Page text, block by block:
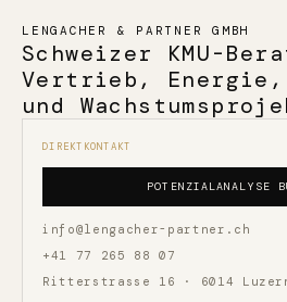
LENGACHER & PARTNER GMBH
Schweizer KMU-
Vertrieb, Energie,
und
DIREKTKONTAKT
POTENZIALANALYSE
info@lengacher-partner.ch
+41 77 265 88 07
Ritterstrasse 16 · 6014